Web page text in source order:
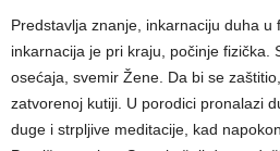
Predstavlja znanje, inkarnaciju duha u
inkarnacija je pri kraju, počinje fizička.
osećaja, svemir Žene. Da bi se
zatvorenoj kutiji. U porodici pronalazi
duge i strpljive meditacije, kad